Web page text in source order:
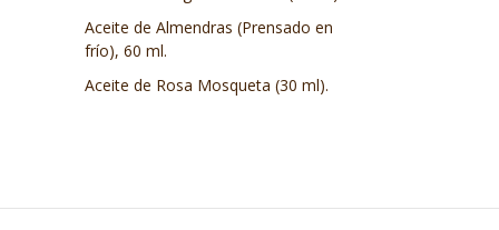
Aceite de Almendras (Prensado en
frío), 60 ml.
Aceite de Rosa Mosqueta (30 ml).